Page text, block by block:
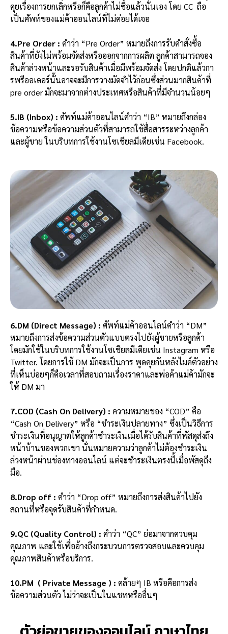
คุยเรื่องการยกเลิกหรือก็คือลูกค้าไม่ซื้อแล้วนั่นเอง โดย CC ถือ
เป็นศัพท์ของแม่ค้าออนไลน์ที่ไม่ค่อยได้เจอ
4.Pre Order : คำว่า “Pre Order” หมายถึงการรับคำสั่งซื้อ
สินค้าที่ยังไม่พร้อมจัดส่งหรือออกจากการผลิต ลูกค้าสามารถจอง
สินค้าล่วงหน้าและรอรับสินค้าเมื่อมีพร้อมจัดส่ง โดยปกติแล้วกา
รพรีออเดอร์นั้นอาจจะมีการวางมัดจำไว้ก่อนซึ่งส่วนมากสินค้าที่
pre order มักจะมาจากต่างประเทศหรือสินค้าที่มีจำนวนน้อยๆ
5.IB (Inbox) : ศัพท์แม่ค้าออนไลน์คำว่า “IB” หมายถึงกล่อง
ข้อความหรือข้อความส่วนตัวที่สามารถใช้สื่อสารระหว่างลูกค้า
และผู้ขาย ในบริบทการใช้งานโซเชียลมีเดียเช่น Facebook.
6.DM (Direct Message) : ศัพท์แม่ค้าออนไลน์คำว่า “DM”
หมายถึงการส่งข้อความส่วนตัวแบบตรงไปยังผู้ขายหรือลูกค้า
โดยมักใช้ในบริบทการใช้งานโซเชียลมีเดียเช่น Instagram หรือ
Twitter. โดยการใช้ DM มักจะเป็นการ พูดคุยกันหลังไมค์ตัวอย่าง
ที่เห็นบ่อยๆก็คือเวลาที่สอบถามเรื่องราคาและพ่อค้าแม่ค้ามักจะ
ให้ DM มา
7.COD (Cash On Delivery) : ความหมายของ “COD” คือ
“Cash On Delivery” หรือ “ชำระเงินปลายทาง” ซึ่งเป็นวิธีการ
ชำระเงินที่อนุญาตให้ลูกค้าชำระเงินเมื่อได้รับสินค้าที่พัสดุส่งถึง
หน้าบ้านของพวกเขา นั่นหมายความว่าลูกค้าไม่ต้องชำระเงิน
ล่วงหน้าผ่านช่องทางออนไลน์ แต่จะชำระเงินตรงนี้เมื่อพัสดุถึง
มือ.
8.Drop off : คำว่า “Drop off” หมายถึงการส่งสินค้าไปยัง
สถานที่หรือจุดรับสินค้าที่กำหนด.
9.QC (Quality Control) : คำว่า “QC” ย่อมาจากควบคุม
คุณภาพ และใช้เพื่ออ้างถึงกระบวนการตรวจสอบและควบคุม
คุณภาพสินค้าหรือบริการ.
10.PM ( Private Message ) : คล้ายๆ IB หรือคือการส่ง
ข้อความส่วนตัว ไม่ว่าจะเป็นในแชทหรืออื่นๆ